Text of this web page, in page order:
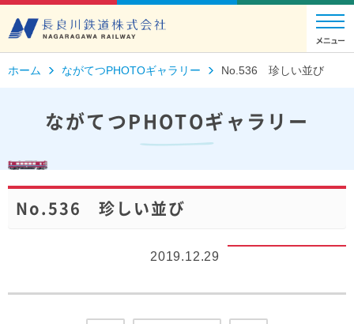
ホーム ながてつPHOTOギャラリー No.536 珍しい並び
ながてつPHOTOギャラリー
No.536 珍しい並び
2019.12.29